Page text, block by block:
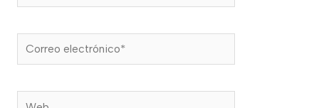
Correo
electrónico*
Web